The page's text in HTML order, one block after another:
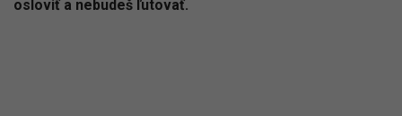
osloviť a nebudeš ľutovať.